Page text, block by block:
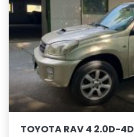
TOYOTA RAV 4 2.0D-4D